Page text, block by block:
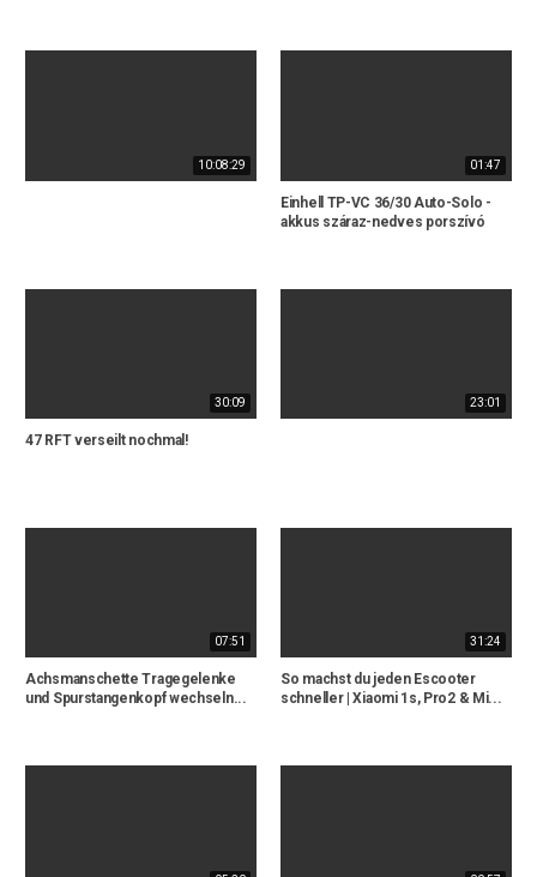
10:08:29 01:47
Einhell TP-VC 36/30 Auto-Solo -
akkus száraz-nedves porszívó
30:09
47 RFT verseilt nochmal!
23:01
07:51
Achsmanschette Tragegelenke
und Spurstangenkopf wechseln...
31:24
So machst du jeden Escooter
schneller | Xiaomi 1s, Pro2 & Mi...